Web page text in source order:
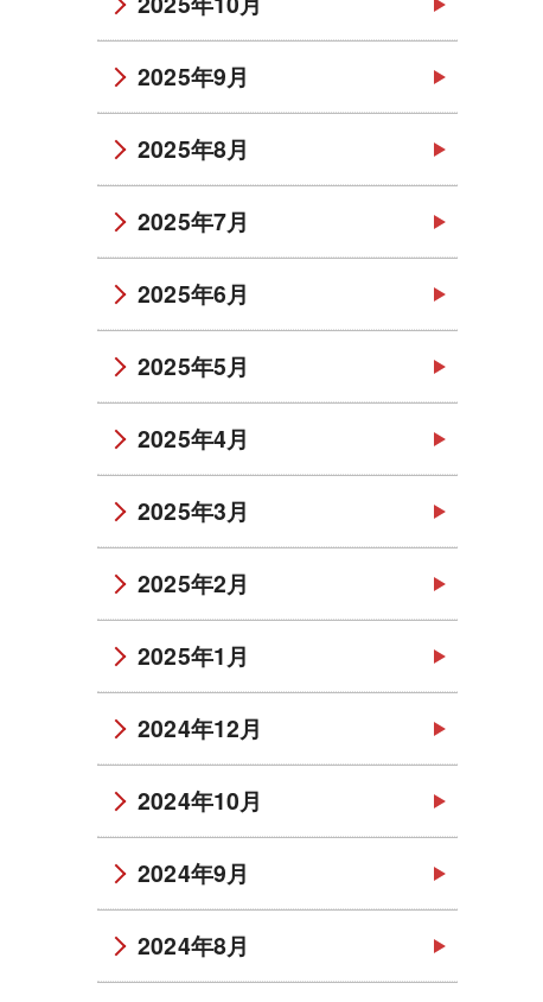
2025年9月
2025年8月
2025年7月
2025年6月
2025年5月
2025年4月
2025年3月
2025年2月
2025年1月
2024年12月
2024年10月
2024年9月
2024年8月